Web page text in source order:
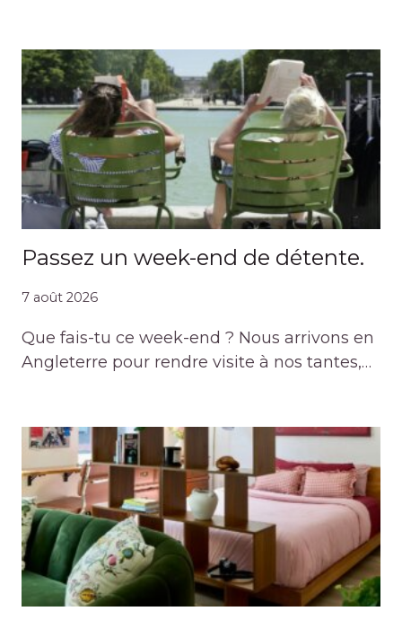
Passez un week-end de détente.
7 août 2026
Que fais-tu ce week-end ? Nous arrivons en
Angleterre pour rendre visite à nos tantes,…